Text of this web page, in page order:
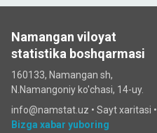
Namangan viloyat
statistika boshqarmasi
160133, Namangan sh,
N.Namangoniy ko'chasi, 14-uy.
info@namstat.uz • Sayt xaritasi •
Bizga xabar yuboring